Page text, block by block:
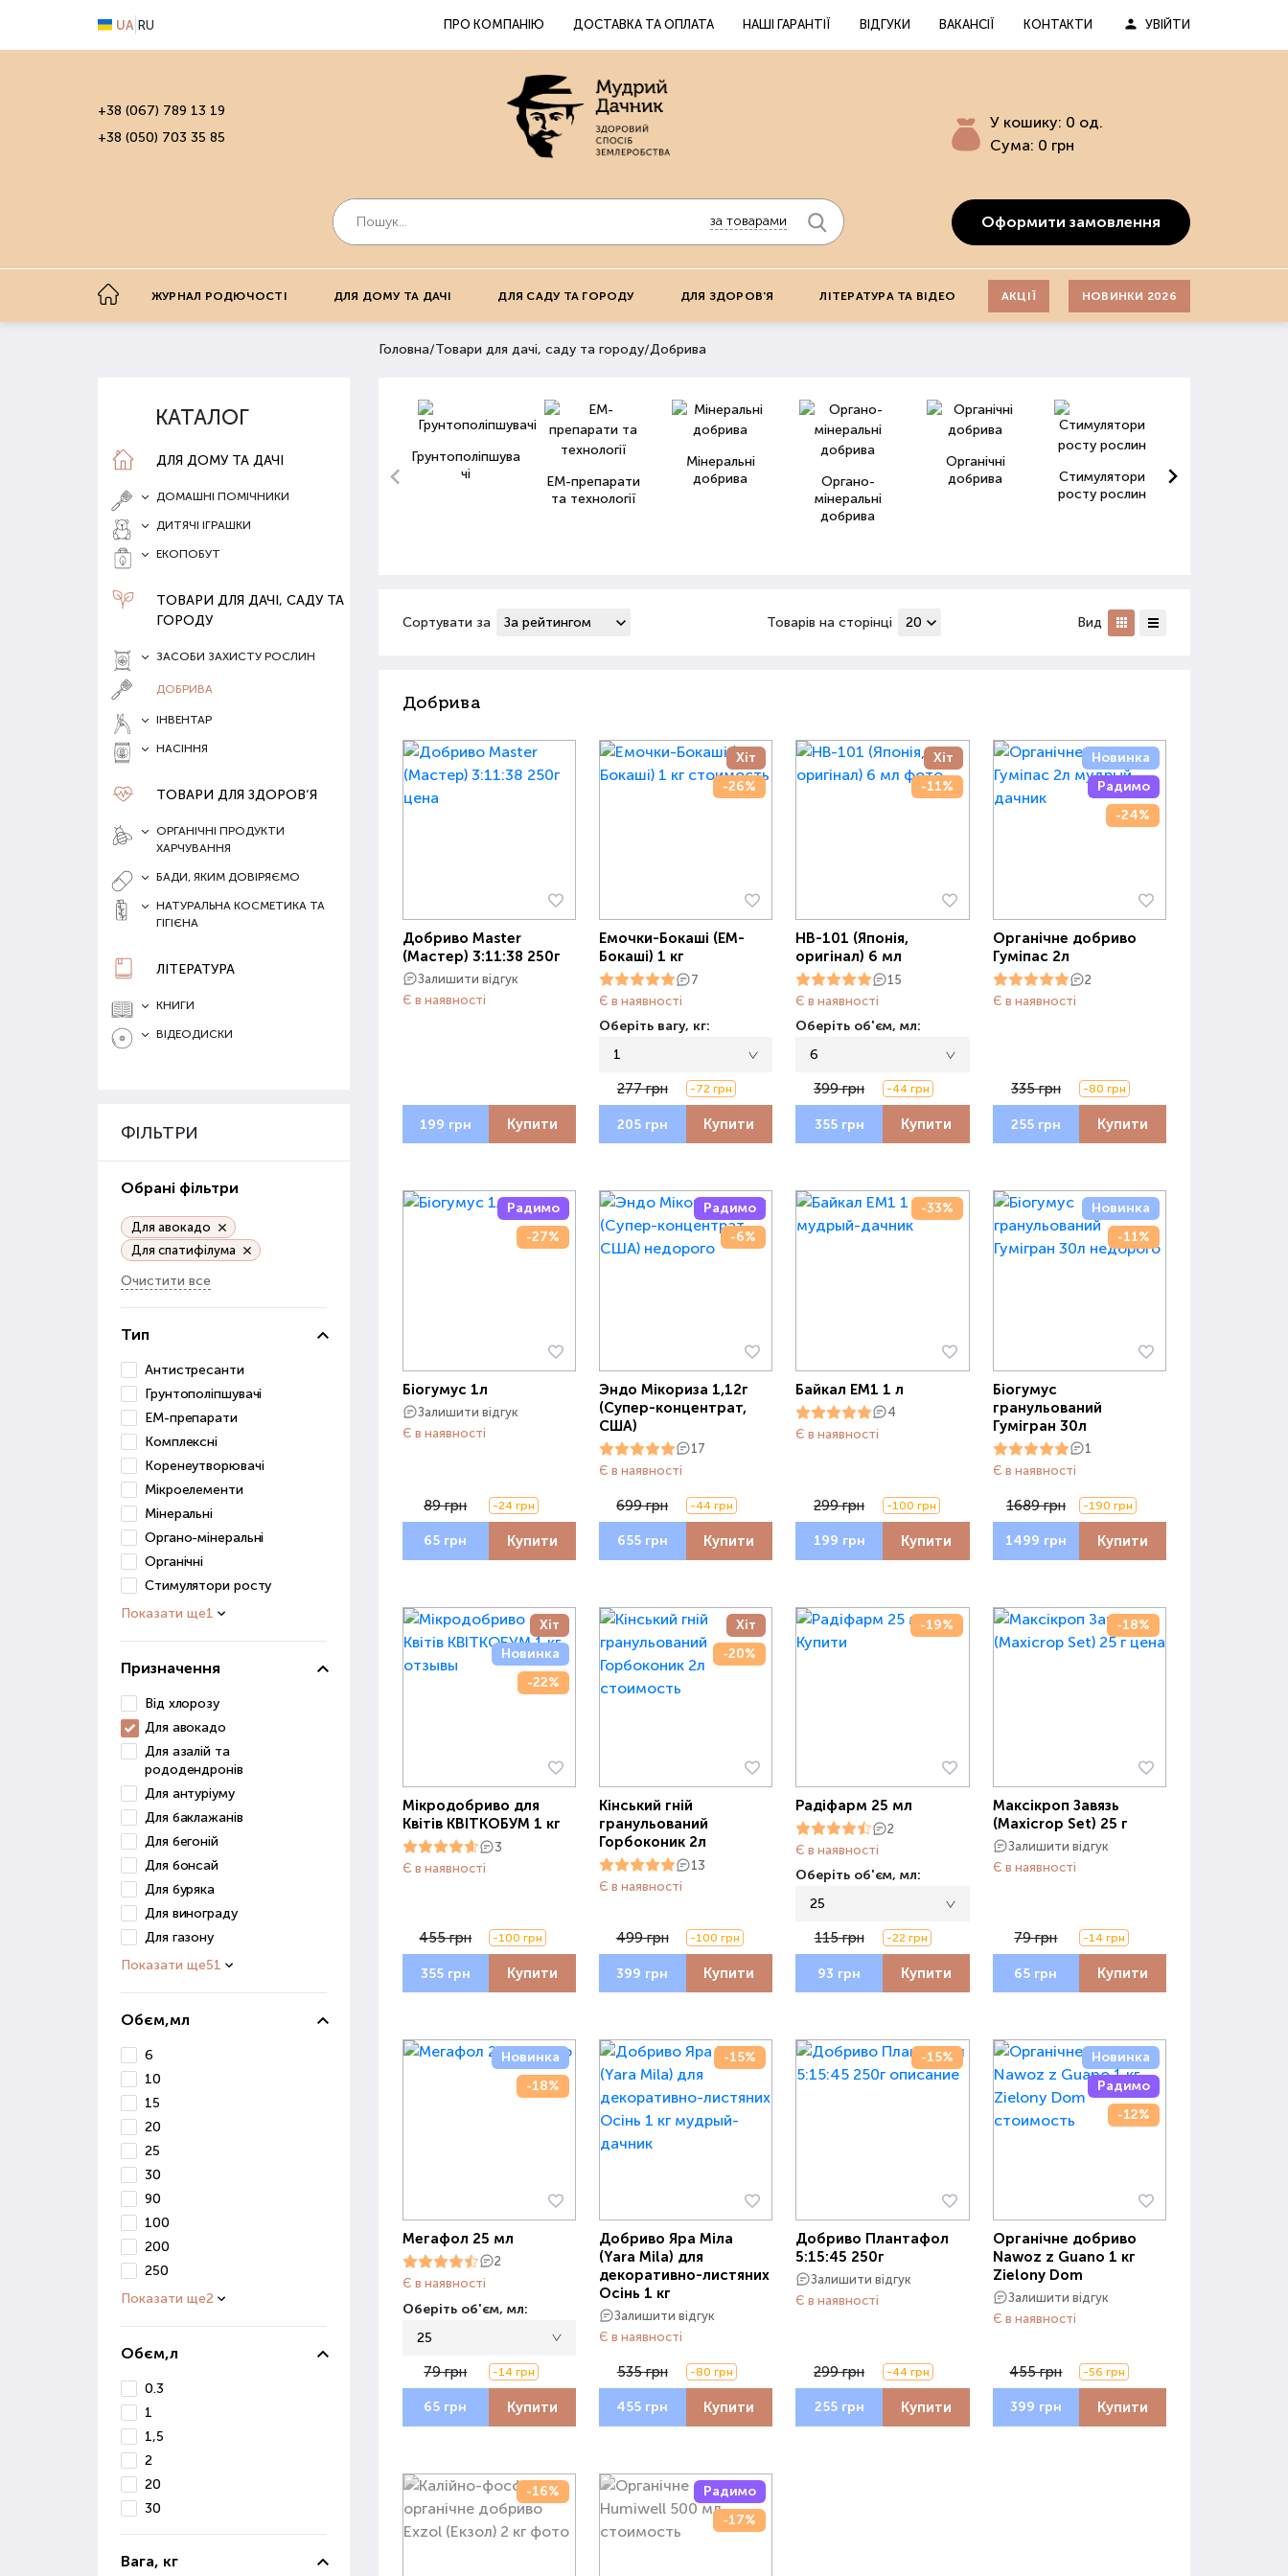
UA RU ПРО КОМПАНІЮ ДОСТАВКА ТА ОПЛАТА НАШІ ГАРАНТІЇ ВІДГУКИ ВАКАНСІЇ КОНТАКТИ УВІЙТИ
+38 (067) 789 13 19
+38 (050) 703 35 85
за товарами
У кошику: 0 од.
Сума: 0 грн
Оформити замовлення
ЖУРНАЛ РОДЮЧОСТІ ДЛЯ ДОМУ ТА ДАЧІ ДЛЯ САДУ ТА ГОРОДУ ДЛЯ ЗДОРОВ'Я ЛІТЕРАТУРА ТА ВІДЕО АКЦІЇ НОВИНКИ 2026
КАТАЛОГ
ДЛЯ ДОМУ ТА ДАЧІ
ДОМАШНІ ПОМІЧНИКИ
ДИТЯЧІ ІГРАШКИ
ЕКОПОБУТ
ТОВАРИ ДЛЯ ДАЧІ, САДУ ТА
ГОРОДУ
ЗАСОБИ ЗАХИСТУ РОСЛИН
ДОБРИВА
ІНВЕНТАР
НАСІННЯ
ТОВАРИ ДЛЯ ЗДОРОВ‘Я
ОРГАНІЧНІ ПРОДУКТИ
ХАРЧУВАННЯ
БАДИ, ЯКИМ ДОВІРЯЄМО
НАТУРАЛЬНА КОСМЕТИКА ТА
ГІГІЄНА
ЛІТЕРАТУРА
КНИГИ
ВІДЕОДИСКИ
ФІЛЬТРИ
Обрані фільтри
Для авокадо
Для спатифілума
Очистити все
Тип
Антистресанти
Грунтополіпшувачі
ЕМ-препарати
Комплексні
Коренеутворювачі
Мікроелементи
Мінеральні
Органо-мінеральні
Органічні
Стимулятори росту
Показати ще1
Призначення
Від хлорозу
Для авокадо
Для азалій та
рододендронів
Для антуріуму
Для баклажанів
Для бегоній
Для бонсай
Для буряка
Для винограду
Для газону
Показати ще51
Обєм,мл
6
10
15
20
25
30
90
100
200
250
Показати ще2
Обєм,л
0.3
1
1,5
2
20
30
Вага, кг
Головна/Товари для дачі, саду та городу/Добрива
Грунтополіпшува
чі
ЕМ-препарати
та технології
Мінеральні
добрива
Органо-
мінеральні
добрива
Органічні
добрива
Стимулятори
росту рослин
Сортувати за Товарів на сторінці Вид
Добрива
Добриво Master
(Мастер) 3:11:38 250г
Залишити відгук
Є в наявності
199 грн Купити
Хіт
-26%
Емочки-Бокаші (ЕМ-
Бокаші) 1 кг
7
Є в наявності
Оберіть вагу, кг:
1
277 грн -72 грн
205 грн Купити
Хіт
-11%
НВ-101 (Японія,
оригінал) 6 мл
15
Є в наявності
Оберіть об'єм, мл:
6
399 грн -44 грн
355 грн Купити
Новинка
Радимо
-24%
Органічне добриво
Гуміпас 2л
2
Є в наявності
335 грн -80 грн
255 грн Купити
Радимо
-27%
Біогумус 1л
Залишити відгук
Є в наявності
89 грн -24 грн
65 грн Купити
Радимо
-6%
Эндо Мікориза 1,12г
(Супер-концентрат,
США)
17
Є в наявності
699 грн -44 грн
655 грн Купити
-33%
Байкал ЕМ1 1 л
4
Є в наявності
299 грн -100 грн
199 грн Купити
Новинка
-11%
Біогумус
гранульований
Гумігран 30л
1
Є в наявності
1689 грн -190 грн
1499 грн Купити
Хіт
Новинка
-22%
Мікродобриво для
Квітів КВІТКОБУМ 1 кг
3
Є в наявності
455 грн -100 грн
355 грн Купити
Хіт
-20%
Кінський гній
гранульований
Горбоконик 2л
13
Є в наявності
499 грн -100 грн
399 грн Купити
-19%
Радіфарм 25 мл
2
Є в наявності
Оберіть об'єм, мл:
25
115 грн -22 грн
93 грн Купити
-18%
Максікроп Завязь
(Maxicrop Set) 25 г
Залишити відгук
Є в наявності
79 грн -14 грн
65 грн Купити
Новинка
-18%
Мегафол 25 мл
2
Є в наявності
Оберіть об'єм, мл:
25
79 грн -14 грн
65 грн Купити
-15%
Добриво Яра Міла
(Yara Mila) для
декоративно-листяних
Осінь 1 кг
Залишити відгук
Є в наявності
535 грн -80 грн
455 грн Купити
-15%
Добриво Плантафол
5:15:45 250г
Залишити відгук
Є в наявності
299 грн -44 грн
255 грн Купити
Новинка
Радимо
-12%
Органічне добриво
Nawoz z Guano 1 кг
Zielony Dom
Залишити відгук
Є в наявності
455 грн -56 грн
399 грн Купити
-16%
Радимо
-17%